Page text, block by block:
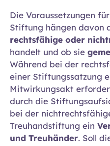
Die Voraussetzungen
Stiftung hängen davon
rechtsfähige oder
handelt und ob sie
Während bei der
einer Stiftungssatzung
Mitwirkungsakt
durch die
bei der
Treuhandstiftung ein
und Treuhänder. Soll